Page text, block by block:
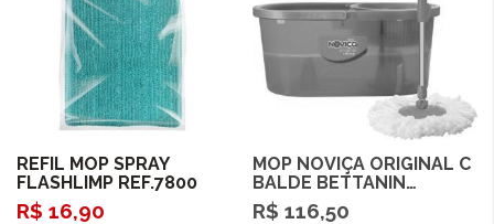
Comprar
REFIL MOP SPRAY
FLASHLIMP REF.7800
R$ 16,90
Esgotado
MOP NOVIÇA ORIGINAL C
BALDE BETTANIN
REF.BT1394
R$ 116,50